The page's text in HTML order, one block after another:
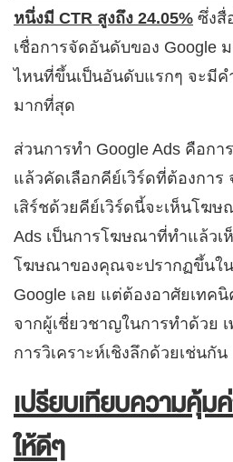
หนึ่งมี CTR สูงถึง 24.05% ซึ่งสื่
เชื่อการจัดอันดับของ Google
ไหนที่ขึ้นเป็นอันดับแรกๆ จะมีค
มากที่สุด
ส่วนการทำ Google Ads คือก
แล้วคัดเลือกคีย์เวิร์ดที่ต้องกา
เสิร์ชด้วยคีย์เวิร์ดนี้จะเห็นโฆษ
Ads เป็นการโฆษณาที่ทำแล้วเ
โฆษณาของคุณจะปรากฏขึ้นใน
Google เลย แต่ต้องอาศัยเทค
จากผู้เชี่ยวชาญในการทำด้วย
การวิเคราะห์เชิงลึกด้วยเช่นกัน
เปรียบเทียบความคุ้ม
ให้ดีๆ